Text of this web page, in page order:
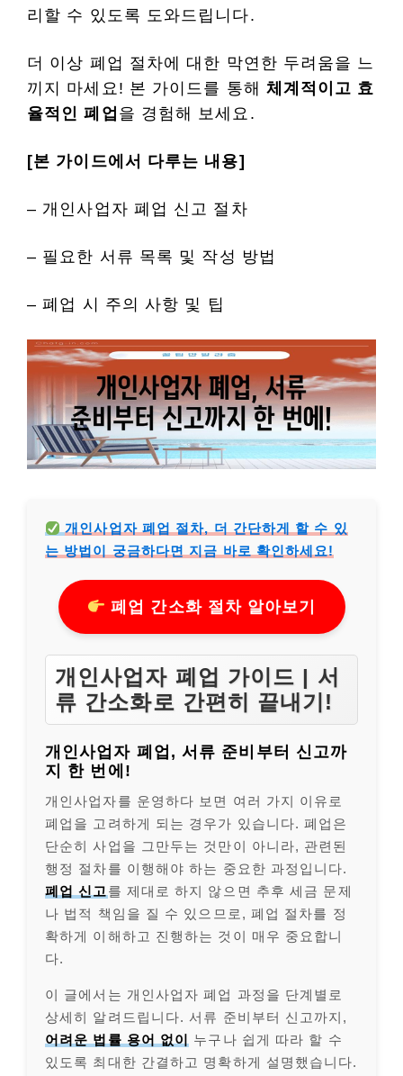
리할 수 있도록 도와드립니다.
더 이상 폐업 절차에 대한 막연한 두려움을 느
끼지 마세요! 본 가이드를 통해 체계적이고 효
율적인 폐업 을 경험해 보세요.
[본 가이드에서 다루는 내용]
– 개인사업자 폐업 신고 절차
– 필요한 서류 목록 및 작성 방법
– 폐업 시 주의 사항 및 팁
개인사업자 폐업 절차, 더 간단하게 할 수 있
는 방법이 궁금하다면 지금 바로 확인하세요!
폐업 간소화 절차 알아보기
개인사업자 폐업 가이드 | 서
류 간소화로 간편히 끝내기!
개인사업자 폐업, 서류 준비부터 신고까
지 한 번에!
개인사업자를 운영하다 보면 여러 가지 이유로
폐업을 고려하게 되는 경우가 있습니다. 폐업은
단순히 사업을 그만두는 것만이 아니라, 관련된
행정 절차를 이행해야 하는 중요한 과정입니다.
폐업 신고 를 제대로 하지 않으면 추후 세금 문제
나 법적 책임을 질 수 있으므로, 폐업 절차를 정
확하게 이해하고 진행하는 것이 매우 중요합니
다.
이 글에서는 개인사업자 폐업 과정을 단계별로
상세히 알려드립니다. 서류 준비부터 신고까지,
어려운 법률 용어 없이 누구나 쉽게 따라 할 수
있도록 최대한 간결하고 명확하게 설명했습니다.